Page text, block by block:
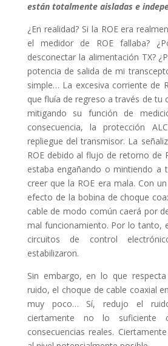
están totalmente aisladas e
¿En realidad? Si la ROE era
el medidor de ROE fallaba?
desconectar la alimentación TX?
potencia de salida de mi
simple… La excesiva corriente de
que fluía de regreso a través de tu
mitigando su función de
consecuencia, la protección
repliegue del transmisor. La
ROE debido al flujo de retorno de
estaba engañando o mintiendo a
creer que la ROE era mala. Con
efecto de la bobina de choque
cable de modo común caerá por
mal funcionamiento. Por lo tanto,
circuitos de control
estabilizaron.
Sin embargo, en lo que
ruido, el choque de cable coaxial
muy poco… Sí, redujo el
ciertamente no lo suficiente
consecuencias reales.